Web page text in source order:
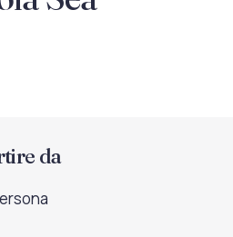
/ Registrati
da